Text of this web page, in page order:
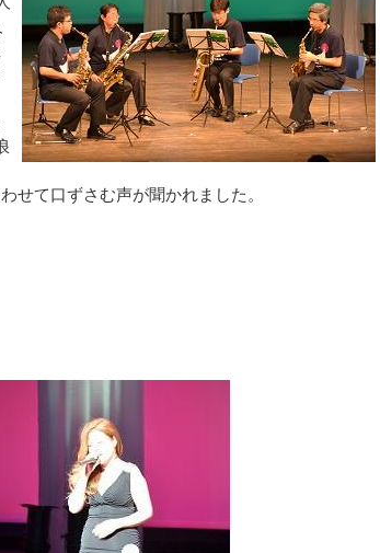
せて口ずさむ声が聞かれました。